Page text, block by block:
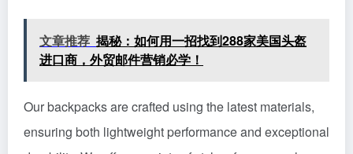
文章推荐 揭秘：如何用一招找到288家美国头盔
进口商，外贸邮件营销必学！
Our backpacks are crafted using the latest materials,
ensuring both lightweight performance and exceptional